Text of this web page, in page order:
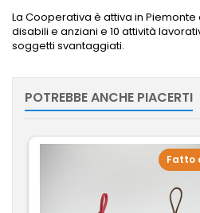
La Cooperativa è attiva in
disabili e anziani e 10 attività
soggetti svantaggiati.
POTREBBE ANCHE PIACERTI
Fatto